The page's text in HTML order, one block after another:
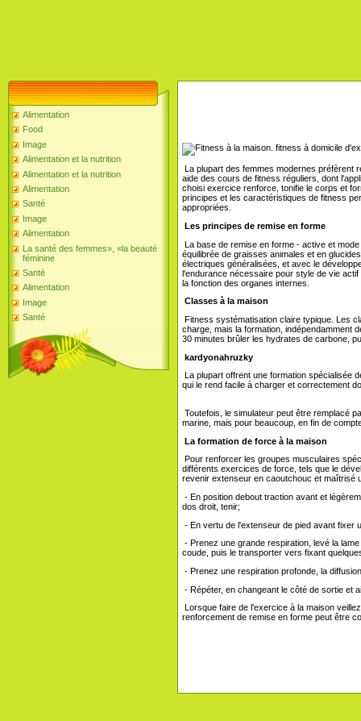
Alimentation
Food
Image
Alimentation et la nutrition
Alimentation et la nutrition
Alimentation
Santé
Image
Alimentation
La santé des femmes», «la beauté
féminine
Santé
Alimentation
Image
Santé
La plupart des femmes modernes préfèrent
aide des cours de fitness réguliers, dont
choisi exercice renforce, tonifie le corps et
principes et les caractéristiques de fitness
appropriées.
Les principes de remise en forme
La base de remise en forme - active et
équilibrée de graisses animales et en
électriques généralisées, et avec le
l'endurance nécessaire pour style de vie
la fonction des organes internes.
Classes à la maison
Fitness systématisation claire typique. Les
charge, mais la formation, indépendamment
30 minutes brûler les hydrates de carbone,
kardyonahruzky
La plupart offrent une formation spécialisée
qui le rend facile à charger et correctement
Toutefois, le simulateur peut être remplacé
marine, mais pour beaucoup, en fin de
La formation de force à la maison
Pour renforcer les groupes musculaires
différents exercices de force, tels que le
revenir extenseur en caoutchouc et maîtrisé
- En position debout traction avant et
dos droit, tenir;
- En vertu de l'extenseur de pied avant fixer
- Prenez une grande respiration, levé la
coude, puis le transporter vers fixant
- Prenez une respiration profonde, la
- Répéter, en changeant le côté de sortie et
Lorsque faire de l'exercice à la maison
renforcement de remise en forme peut être